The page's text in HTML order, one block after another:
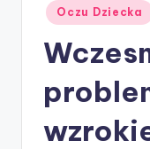
Posted
in
Oczu Dziecka